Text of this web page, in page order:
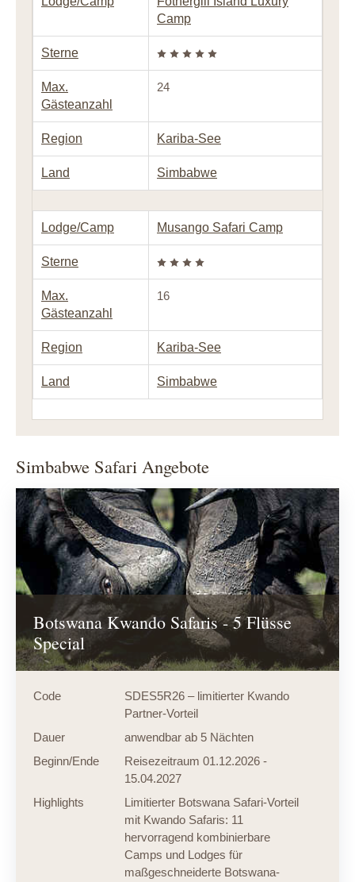
Camp
Sterne
Max.
Gästeanzahl
24
Region Kariba-See
Land Simbabwe
Lodge/Camp Musango Safari Camp
Sterne
Max.
Gästeanzahl
16
Region Kariba-See
Land Simbabwe
Simbabwe Safari Angebote
Botswana Kwando Safaris - 5 Flüsse
Special
Code
SDES5R26 – limitierter Kwando
Partner-Vorteil
Dauer
anwendbar ab 5 Nächten
Beginn/Ende
Reisezeitraum 01.12.2026 -
15.04.2027
Highlights
Limitierter Botswana Safari-Vorteil
mit Kwando Safaris: 11
hervorragend kombinierbare
Camps und Lodges für
maßgeschneiderte Botswana-